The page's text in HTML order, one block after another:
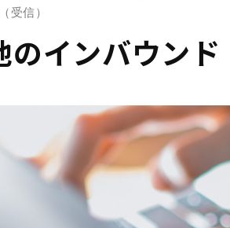
受信）
のインバウンド